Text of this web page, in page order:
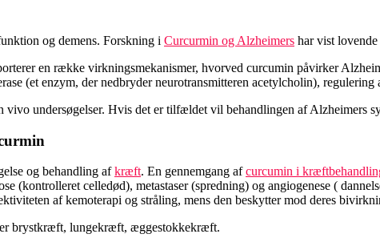
og demens. Forskning i Curcurmin og Alzheimers har vist
en række virkningsmekanismer, hvorved curcumin påvirker
(et enzym, der nedbryder neurotransmitteren acetylcholin),
undersøgelser. Hvis det er tilfældet vil behandlingen af Alzheimers
og behandling afkræft. En gennemgang afcurcumin i
(kontrolleret celledød), metastaser (spredning) og angiogenese (
af ​​kemoterapi og stråling, mens den beskytter mod deres
brystkræft, lungekræft, æggestokkekræft.